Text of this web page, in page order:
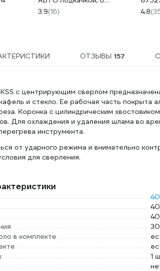
дюймов 1944
3.9(16)
4.8
ОТЗЫВЫ 157
с центрирующим сверлом
и стекло. Ее рабочая часть
Коронка с цилиндрическим
Для охлаждения и удаления шлама во
инструмента.
от ударного режима и внимательно
для сверления.
в комплекте
1